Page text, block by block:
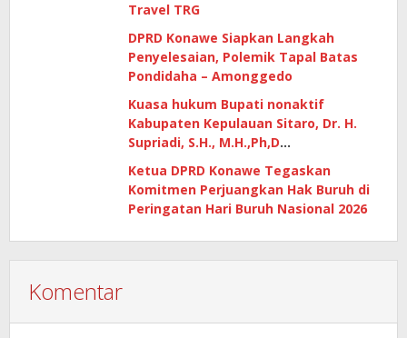
Travel TRG
DPRD Konawe Siapkan Langkah
Penyelesaian, Polemik Tapal Batas
Pondidaha – Amonggedo
Kuasa hukum Bupati nonaktif
Kabupaten Kepulauan Sitaro, Dr. H.
Supriadi, S.H., M.H.,Ph,D
mempertanyakan dasar penetapan
kerugian negara
Ketua DPRD Konawe Tegaskan
Komitmen Perjuangkan Hak Buruh di
Peringatan Hari Buruh Nasional 2026
Komentar